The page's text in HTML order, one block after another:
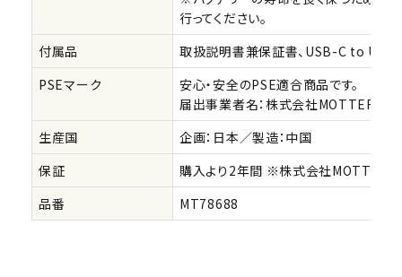
行ってください。
付属品
取扱説明書兼保証書、USB-C to
PSEマーク
安心・安全のPSE適合商品です。
届出事業者名：株式会社MOTTERU
生産国
企画：日本／製造：中国
保証
購入より2年間 ※株式会社MOTTERU
品番
MT78688